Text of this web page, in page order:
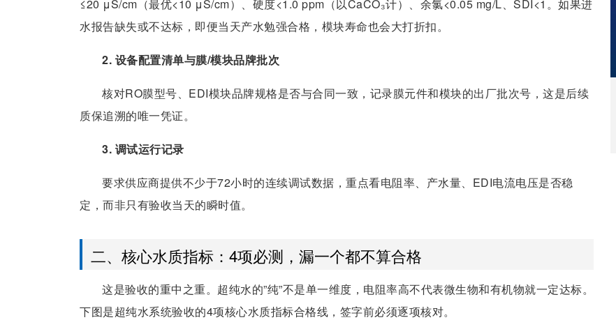
≤20 μS/cm（最优<10 μS/cm）、硬度<1.0 ppm（以CaCO₃计）、余氯<0.05 mg/L、SDI<1。如果进
水报告缺失或不达标，即便当天产水勉强合格，模块寿命也会大打折扣。
2. 设备配置清单与膜/模块品牌批次
核对RO膜型号、EDI模块品牌规格是否与合同一致，记录膜元件和模块的出厂批次号，这是后续
质保追溯的唯一凭证。
3. 调试运行记录
要求供应商提供不少于72小时的连续调试数据，重点看电阻率、产水量、EDI电流电压是否稳
定，而非只有验收当天的瞬时值。
二、核心水质指标：4项必测，漏一个都不算合格
这是验收的重中之重。超纯水的”纯”不是单一维度，电阻率高不代表微生物和有机物就一定达标。
下图是超纯水系统验收的4项核心水质指标合格线，签字前必须逐项核对。